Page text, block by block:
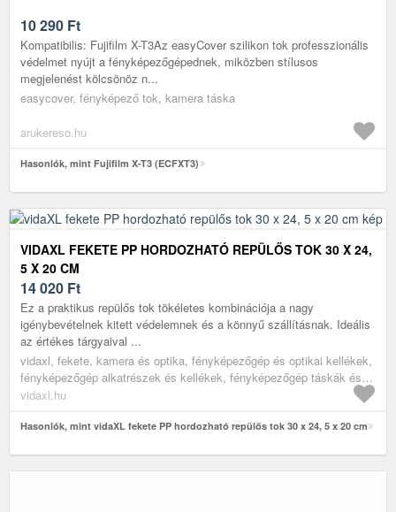
10 290 Ft
Kompatibilis: Fujifilm X-T3Az easyCover szilikon tok professzionális
védelmet nyújt a fényképezőgépednek, miközben stílusos
megjelenést kölcsönöz n...
easycover, fényképező tok, kamera táska
arukereso.hu
Hasonlók, mint Fujifilm X-T3 (ECFXT3)
VIDAXL FEKETE PP HORDOZHATÓ REPÜLŐS TOK 30 X 24,
5 X 20 CM
14 020 Ft
Ez a praktikus repülős tok tökéletes kombinációja a nagy
igénybevételnek kitett védelemnek és a könnyű szállításnak. Ideális
az értékes tárgyaival ...
vidaxl, fekete, kamera és optika, fényképezőgép és optikai kellékek,
fényképezőgép alkatrészek és kellékek, fényképezőgép táskák és
tokok
vidaxl.hu
Hasonlók, mint vidaXL fekete PP hordozható repülős tok 30 x 24, 5 x 20 cm